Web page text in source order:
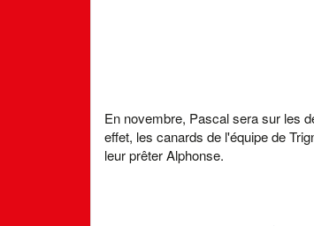
En novembre, Pascal sera sur les
effet, les canards de l'équipe de
leur prêter Alphonse.